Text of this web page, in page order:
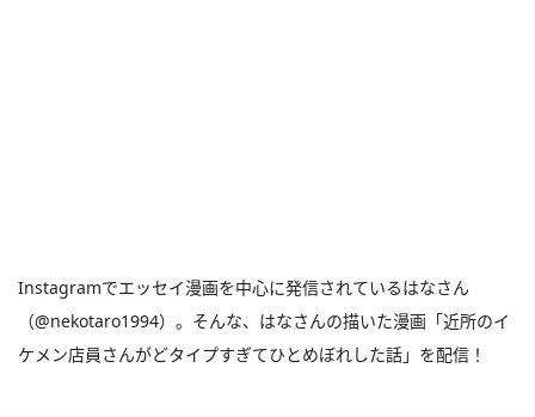
Instagramでエッセイ漫画を中心に発信されているはなさん
（@nekotaro1994）。そんな、はなさんの描いた漫画「近所のイ
ケメン店員さんがどタイプすぎてひとめぼれした話」を配信！